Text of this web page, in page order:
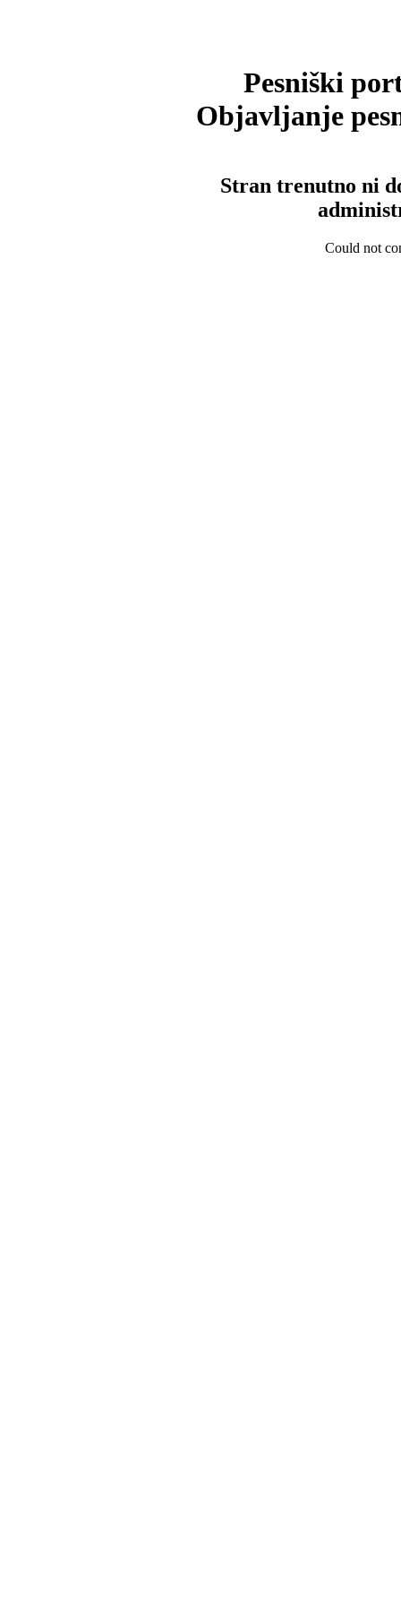
Pesniški
Objavljanje
Stran trenutno ni
Could not